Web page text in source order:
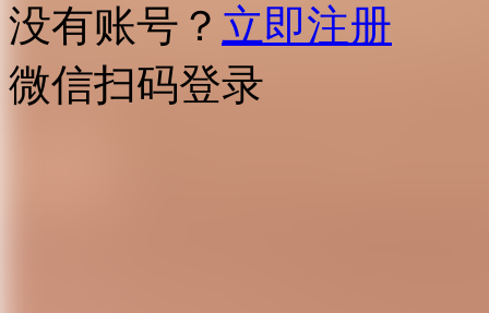
没有账号？ 立即注册
微信扫码登录